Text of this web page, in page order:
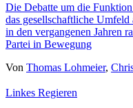
Die Debatte um die
das gesellschaftliche
in den vergangenen Jahren
Partei in Bewegung
Von Thomas Lohmeier,
Linkes Regieren